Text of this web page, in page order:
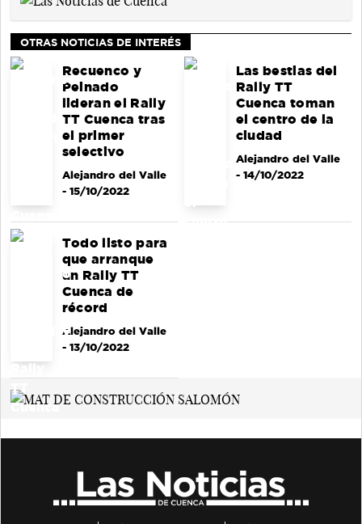
OTRAS NOTICIAS DE INTERÉS
Recuenco y
Peinado
lideran el Rally
TT Cuenca tras
el primer
selectivo
Alejandro del Valle
- 15/10/2022
Las bestias del
Rally TT
Cuenca toman
el centro de la
ciudad
Alejandro del Valle
- 14/10/2022
Todo listo para
que arranque
un Rally TT
Cuenca de
récord
Alejandro del Valle
- 13/10/2022